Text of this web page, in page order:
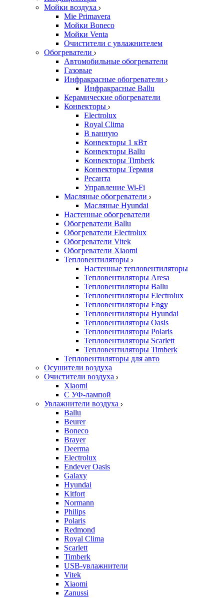
Мойки воздуха
Mie Primavera
Мойки Boneco
Мойки Venta
Очистители с увлажнителем
Обогреватели
Автомобильные обогреватели
Газовые
Инфракрасные обогреватели
Инфракрасные Ballu
Керамические обогреватели
Конвекторы
Electrolux
Royal Clima
В ванную
Конвекторы 1 кВт
Конвекторы Ballu
Конвекторы Timberk
Конвекторы Термия
Ресанта
Управление Wi-Fi
Масляные обогреватели
Масляные Hyundai
Настенные обогреватели
Обогреватели Ballu
Обогреватели Electrolux
Обогреватели Vitek
Обогреватели Xiaomi
Тепловентиляторы
Настенные тепловентиляторы
Тепловентиляторы Aresa
Тепловентиляторы Ballu
Тепловентиляторы Electrolux
Тепловентиляторы Engy
Тепловентиляторы Hyundai
Тепловентиляторы Oasis
Тепловентиляторы Polaris
Тепловентиляторы Scarlett
Тепловентиляторы Timberk
Тепловентиляторы для авто
Осушители воздуха
Очистители воздуха
Xiaomi
С УФ-лампой
Увлажнители воздуха
Ballu
Beurer
Boneco
Brayer
Deerma
Electrolux
Endever Oasis
Galaxy
Hyundai
Kitfort
Normann
Philips
Polaris
Redmond
Royal Clima
Scarlett
Timberk
USB-увлажнители
Vitek
Xiaomi
Zanussi